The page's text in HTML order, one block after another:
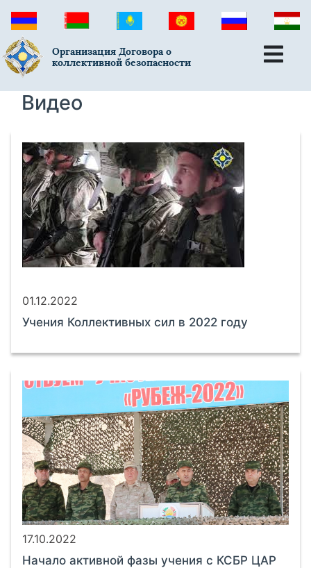
Организация Договора о
коллективной безопасности
Видео
01.12.2022
Учения Коллективных сил в 2022 году
17.10.2022
Начало активной фазы учения с КСБР ЦАР